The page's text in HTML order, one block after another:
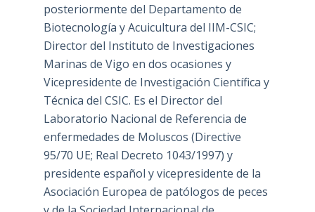
posteriormente del Departamento de
Biotecnología y Acuicultura del IIM-CSIC;
Director del Instituto de Investigaciones
Marinas de Vigo en dos ocasiones y
Vicepresidente de Investigación Científica y
Técnica del CSIC. Es el Director del
Laboratorio Nacional de Referencia de
enfermedades de Moluscos (Directive
95/70 UE; Real Decreto 1043/1997) y
presidente español y vicepresidente de la
Asociación Europea de patólogos de peces